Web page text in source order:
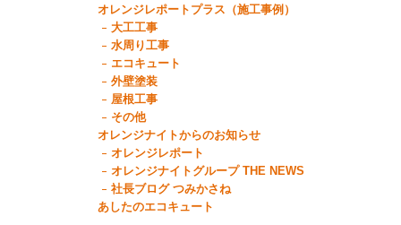
オレンジレポートプラス（施工事例）
大工工事
水周り工事
エコキュート
外壁塗装
屋根工事
その他
オレンジナイトからのお知らせ
オレンジレポート
オレンジナイトグループ THE NEWS
社長ブログ つみかさね
あしたのエコキュート